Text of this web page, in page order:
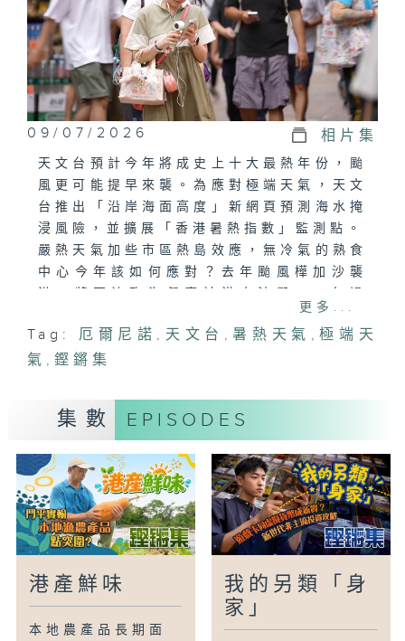
09/07/2026 相片集
天文台預計今年將成史上十大最熱年份，颱
風更可能提早來襲。為應對極端天氣，天文
台推出「沿岸海面高度」新網頁預測海水掩
浸風險，並擴展「香港暑熱指數」監測點。
嚴熱天氣加些市區熱島效應，無冷氣的熟食
中心今年該如何應對？去年颱風樺加沙襲
去，他們準備好迎接新一輪風暴了嗎？本集
將走訪受災商戶、農民、以及氣象專家等，
探討在升溫與風暴夾擊下，城市硬件與軟件
更多...
Tag: 厄爾尼諾 , 天文台 , 暑熱天氣 , 極端天
氣 ,鏗鏘集
集數 EPISODES
港產鮮味
本地農產品長期面
我的另類「身
家」